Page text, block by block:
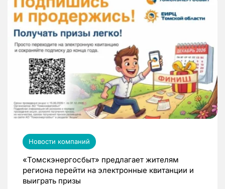
Новости компаний
«Томскэнергосбыт» предлагает жителям
региона перейти на электронные квитанции и
выиграть призы